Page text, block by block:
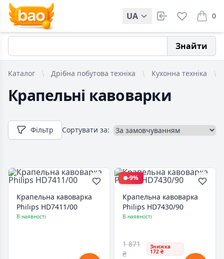
UA 0
items
Знайти
Каталог Дрібна побутова техніка Кухонна техніка
Крапельні кавоварки
Фільтр Сортувати за:
Крапельна кавоварка
Philips HD7411/00
В наявності
-9%
Крапельна кавоварка
Philips HD7430/90
В наявності
1 871
₴
Знижка
172 ₴